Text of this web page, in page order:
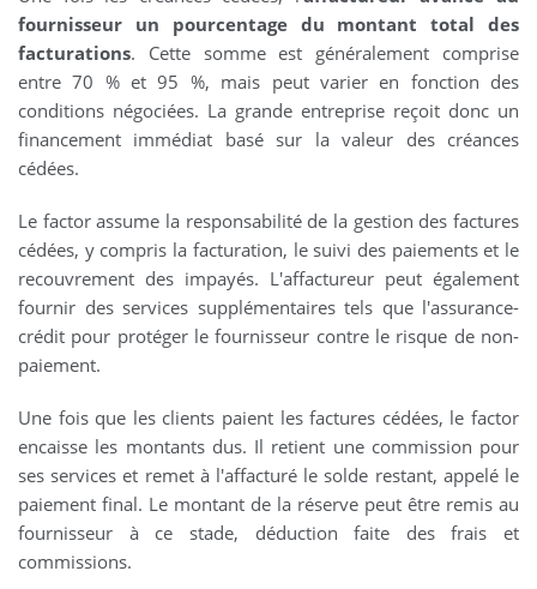
fournisseur un pourcentage du montant total des
facturations. Cette somme est généralement comprise
entre 70 % et 95 %, mais peut varier en fonction des
conditions négociées. La grande entreprise reçoit donc un
financement immédiat basé sur la valeur des créances
cédées.
Le factor assume la responsabilité de la gestion des factures
cédées, y compris la facturation, le suivi des paiements et le
recouvrement des impayés. L'affactureur peut également
fournir des services supplémentaires tels que l'assurance-
crédit pour protéger le fournisseur contre le risque de non-
paiement.
Une fois que les clients paient les factures cédées, le factor
encaisse les montants dus. Il retient une commission pour
ses services et remet à l'affacturé le solde restant, appelé le
paiement final. Le montant de la réserve peut être remis au
fournisseur à ce stade, déduction faite des frais et
commissions.